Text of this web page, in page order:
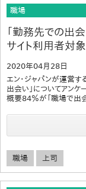
職場
「勤務先での出
サイト利用者対象
2020年04月28日
エン・ジャパンが運営す
出会い」についてアン
概要84％が「職場で出
職場 上司